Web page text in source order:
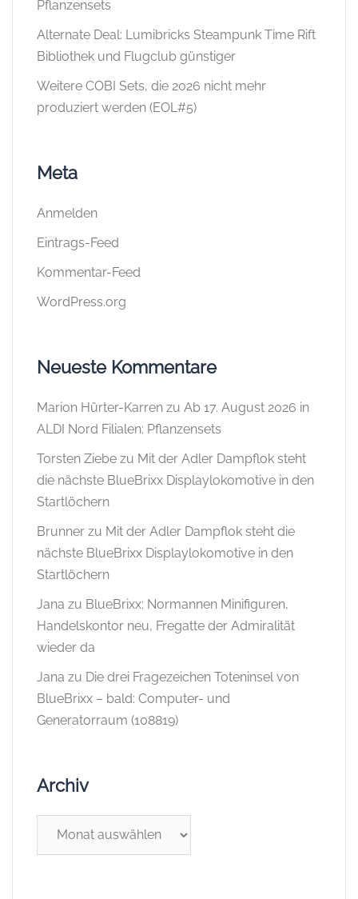
Pflanzensets
Alternate Deal: Lumibricks Steampunk Time Rift
Bibliothek und Flugclub günstiger
Weitere COBI Sets, die 2026 nicht mehr
produziert werden (EOL#5)
Meta
Anmelden
Eintrags-Feed
Kommentar-Feed
WordPress.org
Neueste Kommentare
Marion Hürter-Karren zu Ab 17. August 2026 in
ALDI Nord Filialen: Pflanzensets
Torsten Ziebe zu Mit der Adler Dampflok steht
die nächste BlueBrixx Displaylokomotive in den
Startlöchern
Brunner zu Mit der Adler Dampflok steht die
nächste BlueBrixx Displaylokomotive in den
Startlöchern
Jana zu BlueBrixx: Normannen Minifiguren,
Handelskontor neu, Fregatte der Admiralität
wieder da
Jana zu Die drei Fragezeichen Toteninsel von
BlueBrixx – bald: Computer- und
Generatorraum (108819)
Archiv